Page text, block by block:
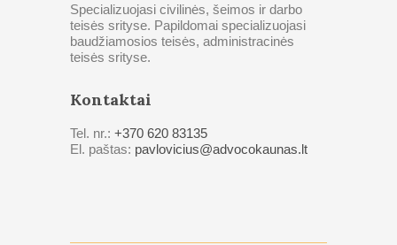
Specializuojasi civilinės, šeimos ir darbo
teisės srityse. Papildomai specializuojasi
baudžiamosios teisės, administracinės
teisės srityse.
Kontaktai
Tel. nr.: +370 620 83135
El. paštas: pavlovicius@advocokaunas.lt